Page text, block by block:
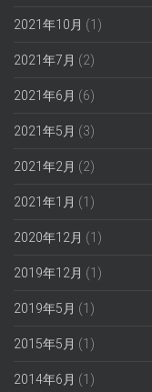
2021年10月 (1)
2021年7月 (2)
2021年6月 (6)
2021年5月 (3)
2021年2月 (2)
2021年1月 (1)
2020年12月 (1)
2019年12月 (1)
2019年5月 (1)
2015年5月 (1)
2014年6月 (1)